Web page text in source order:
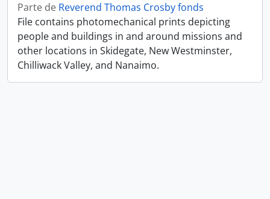
Parte de Reverend Thomas Crosby fonds
File contains photomechanical prints depicting
people and buildings in and around missions and
other locations in Skidegate, New Westminster,
Chilliwack Valley, and Nanaimo.